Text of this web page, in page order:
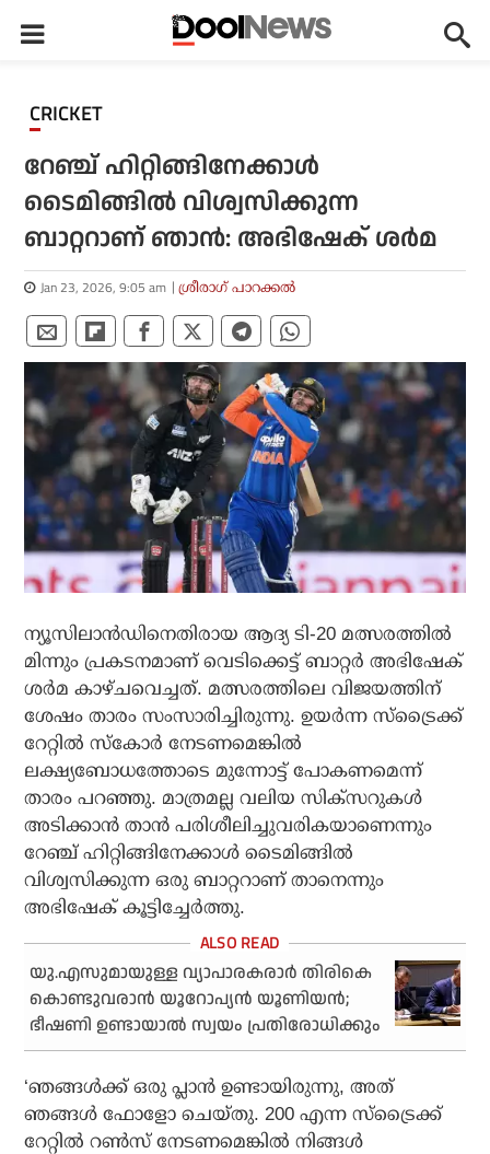
CRICKET
റേഞ്ച് ഹിറ്റിങ്ങിനേക്കാള്‍
ടൈമിങ്ങില്‍ വിശ്വസിക്കുന്ന
ബാറ്ററാണ് ഞാന്‍: അഭിഷേക് ശര്‍മ
Jan 23, 2026, 9:05 am ശ്രീരാഗ് പാറക്കല്‍
ന്യൂസിലാന്‍ഡിനെതിരായ ആദ്യ ടി-20 മത്സരത്തില്‍
മിന്നും പ്രകടനമാണ് വെടിക്കെട്ട് ബാറ്റര്‍ അഭിഷേക്
ശര്‍മ കാഴ്ചവെച്ചത്. മത്സരത്തിലെ വിജയത്തിന്
ശേഷം താരം സംസാരിച്ചിരുന്നു. ഉയര്‍ന്ന സ്‌ട്രൈക്ക്
റേറ്റില്‍ സ്‌കോര്‍ നേടണമെങ്കില്‍
ലക്ഷ്യബോധത്തോടെ മുന്നോട്ട് പോകണമെന്ന്
താരം പറഞ്ഞു. മാത്രമല്ല വലിയ സിക്‌സറുകള്‍
അടിക്കാന്‍ താന്‍ പരിശീലിച്ചുവരികയാണെന്നും
റേഞ്ച് ഹിറ്റിങ്ങിനേക്കാള്‍ ടൈമിങ്ങില്‍
വിശ്വസിക്കുന്ന ഒരു ബാറ്ററാണ് താനെന്നും
അഭിഷേക് കൂട്ടിച്ചേര്‍ത്തു.
യു.എസുമായുള്ള വ്യാപാരകരാർ തിരികെ
കൊണ്ടുവരാൻ യൂറോപ്യൻ യൂണിയൻ;
ഭീഷണി ഉണ്ടായാൽ സ്വയം പ്രതിരോധിക്കും
‘ഞങ്ങള്‍ക്ക് ഒരു പ്ലാന്‍ ഉണ്ടായിരുന്നു, അത്
ഞങ്ങള്‍ ഫോളോ ചെയ്തു. 200 എന്ന സ്‌ട്രൈക്ക്
റേറ്റില്‍ റണ്‍സ് നേടണമെങ്കില്‍ നിങ്ങള്‍